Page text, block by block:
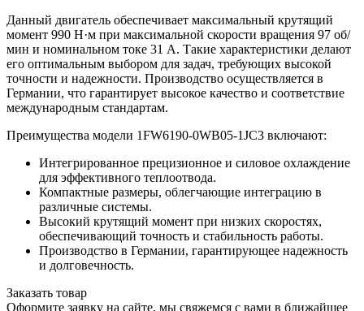
Данный двигатель обеспечивает максимальный крутящий
момент 990 Н·м при максимальной скорости вращения 97 об/
мин и номинальном токе 31 А. Такие характеристики делают
его оптимальным выбором для задач, требующих высокой
точности и надежности. Производство осуществляется в
Германии, что гарантирует высокое качество и соответствие
международным стандартам.
Преимущества модели 1FW6190-0WB05-1JC3 включают:
Интегрированное прецизионное и силовое охлаждение
для эффективного теплоотвода.
Компактные размеры, облегчающие интеграцию в
различные системы.
Высокий крутящий момент при низких скоростях,
обеспечивающий точность и стабильность работы.
Производство в Германии, гарантирующее надежность
и долговечность.
Заказать товар
Оформите заявку на сайте, мы свяжемся с вами в ближайшее